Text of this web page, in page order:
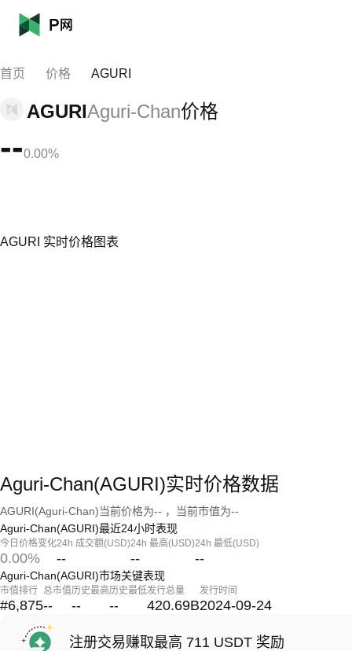
首页 价格 AGURI
AGURIAguri-Chan价格
--0.00%
AGURI 实时价格图表
Aguri-Chan(AGURI)实时价格数据
AGURI(Aguri-Chan)当前价格为-- ，当前市值为--
Aguri-Chan(AGURI)最近24小时表现
今日价格变化
0.00%
24h 成交额(USD)
--
24h 最高(USD)
--
24h 最低(USD)
--
Aguri-Chan(AGURI)市场关键表现
市值排行
#6,875
总市值
--
历史最高
--
历史最低
--
发行总量
420.69B
发行时间
2024-09-24
注册交易赚取最高 711 USDT 奖励